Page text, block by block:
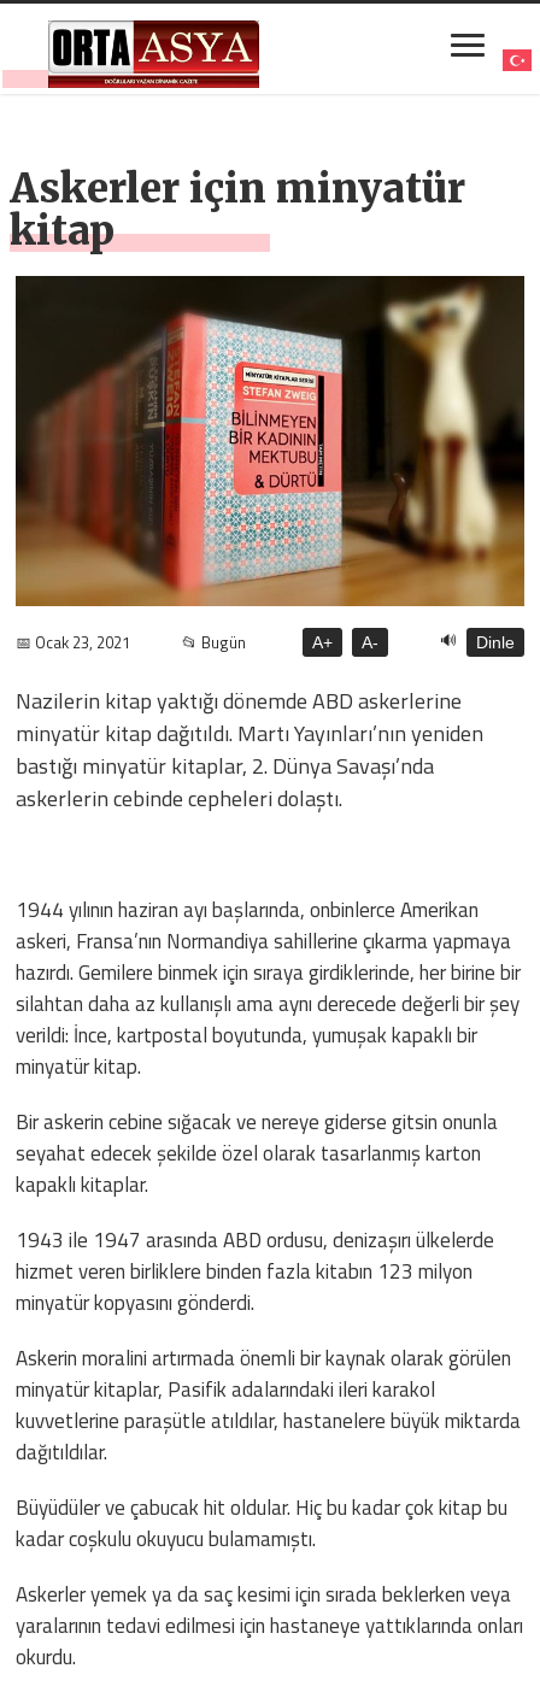
Askerler için minyatür
kitap
📅 Ocak 23, 2021 📂 Bugün A+ A- 🔊 Dinle
Nazilerin kitap yaktığı dönemde ABD askerlerine
minyatür kitap dağıtıldı. Martı Yayınları’nın yeniden
bastığı minyatür kitaplar, 2. Dünya Savaşı’nda
askerlerin cebinde cepheleri dolaştı.
1944 yılının haziran ayı başlarında, onbinlerce Amerikan
askeri, Fransa’nın Normandiya sahillerine çıkarma yapmaya
hazırdı. Gemilere binmek için sıraya girdiklerinde, her birine bir
silahtan daha az kullanışlı ama aynı derecede değerli bir şey
verildi: İnce, kartpostal boyutunda, yumuşak kapaklı bir
minyatür kitap.
Bir askerin cebine sığacak ve nereye giderse gitsin onunla
seyahat edecek şekilde özel olarak tasarlanmış karton
kapaklı kitaplar.
1943 ile 1947 arasında ABD ordusu, denizaşırı ülkelerde
hizmet veren birliklere binden fazla kitabın 123 milyon
minyatür kopyasını gönderdi.
Askerin moralini artırmada önemli bir kaynak olarak görülen
minyatür kitaplar, Pasifik adalarındaki ileri karakol
kuvvetlerine paraşütle atıldılar, hastanelere büyük miktarda
dağıtıldılar.
Büyüdüler ve çabucak hit oldular. Hiç bu kadar çok kitap bu
kadar coşkulu okuyucu bulamamıştı.
Askerler yemek ya da saç kesimi için sırada beklerken veya
yaralarının tedavi edilmesi için hastaneye yattıklarında onları
okurdu.